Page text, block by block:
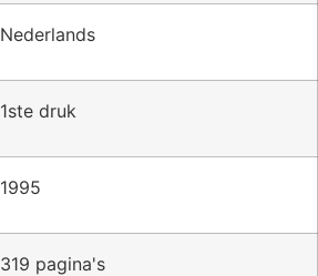
Nederlands
1ste druk
1995
319 pagina's